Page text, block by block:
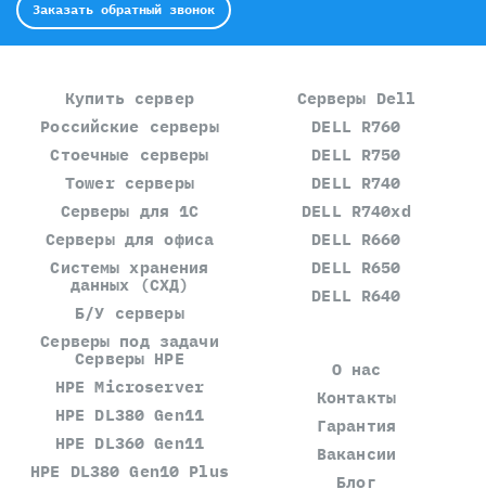
Заказать обратный звонок
Купить сервер
Российские серверы
Стоечные серверы
Tower серверы
Серверы для 1С
Серверы для офиса
Системы хранения
данных (СХД)
Б/У серверы
Серверы под задачи
Серверы Dell
DELL R760
DELL R750
DELL R740
DELL R740xd
DELL R660
DELL R650
DELL R640
Серверы HPE
HPE Microserver
HPE DL380 Gen11
HPE DL360 Gen11
HPE DL380 Gen10 Plus
О нас
Контакты
Гарантия
Вакансии
Блог